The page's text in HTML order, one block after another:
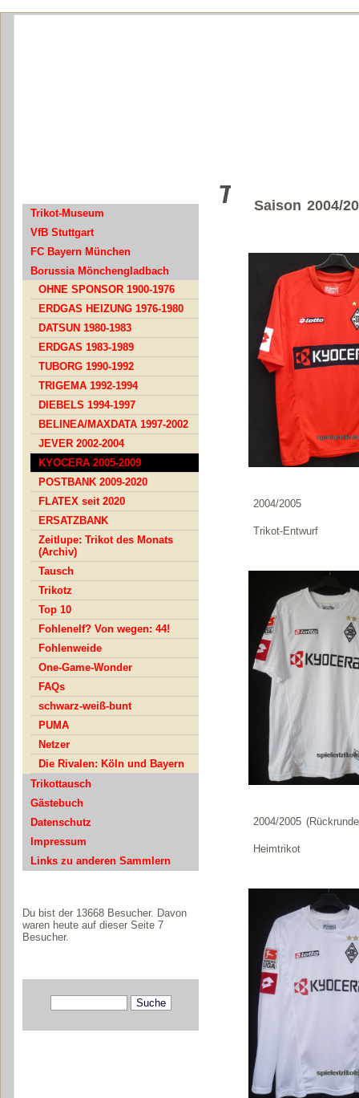
Trikot
Trikot-Museum
VfB Stuttgart
FC Bayern München
Borussia Mönchengladbach
OHNE SPONSOR 1900-1976
ERDGAS HEIZUNG 1976-1980
DATSUN 1980-1983
ERDGAS 1983-1989
TUBORG 1990-1992
TRIGEMA 1992-1994
DIEBELS 1994-1997
BELINEA/MAXDATA 1997-2002
JEVER 2002-2004
KYOCERA 2005-2009
POSTBANK 2009-2020
FLATEX seit 2020
ERSATZBANK
Zeitlupe: Trikot des Monats
(Archiv)
Tausch
Trikotz
Top 10
Fohlenelf? Von wegen: 44!
Fohlenweide
One-Game-Wonder
FAQs
schwarz-weiß-bunt
PUMA
Netzer
Die Rivalen: Köln und Bayern
Trikottausch
Gästebuch
Datenschutz
Impressum
Links zu anderen Sammlern
Du bist der 13668 Besucher. Davon
waren heute auf dieser Seite 7
Besucher.
Saison 2004/
2004/2005
Trikot-Entwurf
2004/2005
Heimtrikot